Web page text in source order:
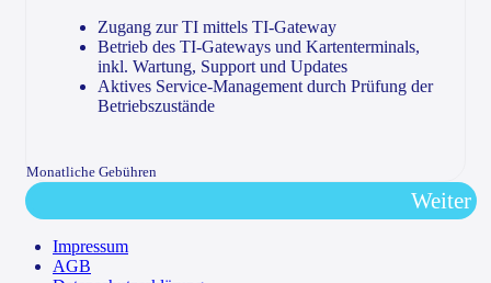
Zugang zur TI mittels TI-Gateway
Betrieb des TI-Gateways und Kartenterminals,
inkl. Wartung, Support und Updates
Aktives Service-Management durch Prüfung der
Betriebszustände
Monatliche Gebühren
Weiter
Impressum
AGB